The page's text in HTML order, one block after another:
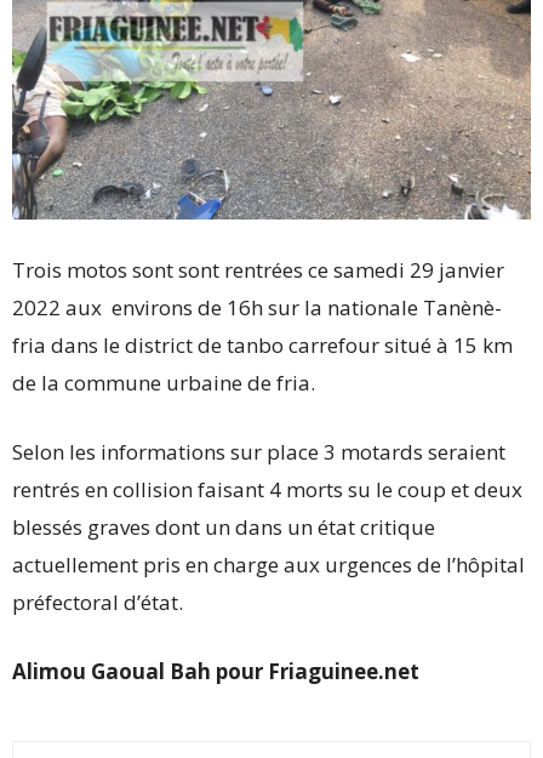
Trois motos sont sont rentrées ce samedi 29 janvier
2022 aux environs de 16h sur la nationale Tanènè-
fria dans le district de tanbo carrefour situé à 15 km
de la commune urbaine de fria.
Selon les informations sur place 3 motards seraient
rentrés en collision faisant 4 morts su le coup et deux
blessés graves dont un dans un état critique
actuellement pris en charge aux urgences de l’hôpital
préfectoral d’état.
Alimou Gaoual Bah pour Friaguinee.net